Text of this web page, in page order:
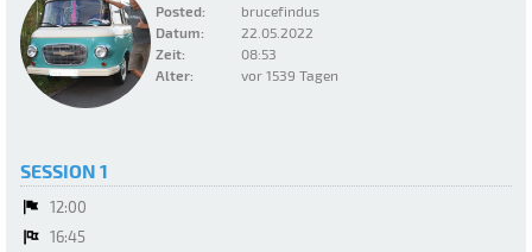
Posted:
brucefindus
Datum:
22.05.2022
Zeit:
08:53
Alter:
vor 1539 Tagen
SESSION 1
12:00
16:45